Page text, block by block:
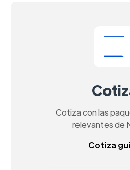
Cotiza con las
relevantes de
Cotiza